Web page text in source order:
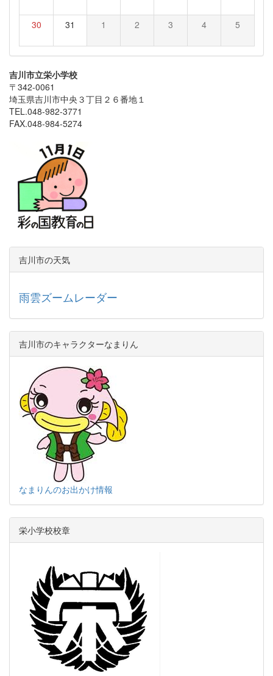
30 31 1 2 3 4 5
吉川市立栄小学校
〒342-0061
埼玉県吉川市中央３丁目２６番地１
TEL.048-982-3771
FAX.048-984-5274
吉川市の天気
雨雲ズームレーダー
吉川市のキャラクターなまりん
なまりんのお出かけ情報
栄小学校校章